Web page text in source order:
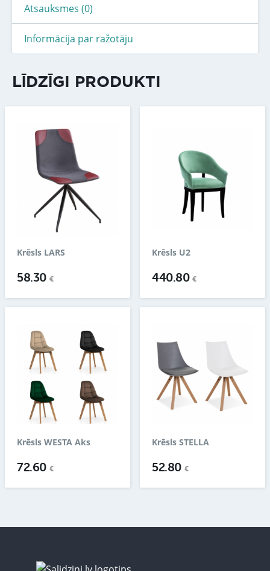
Atsauksmes (0)
Informācija par ražotāju
LĪDZĪGI PRODUKTI
Krēsls LARS
58.30 €
Krēsls U2
440.80€
Krēsls WESTA Aks
72.60 €
Krēsls STELLA
52.80 €